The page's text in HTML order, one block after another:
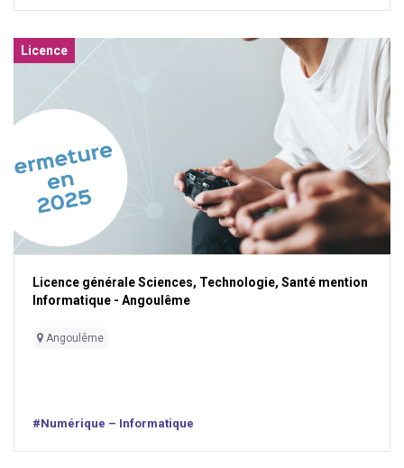
Licence
Licence générale Sciences, Technologie, Santé mention
Informatique - Angoulême
Angoulême
#Numérique – Informatique